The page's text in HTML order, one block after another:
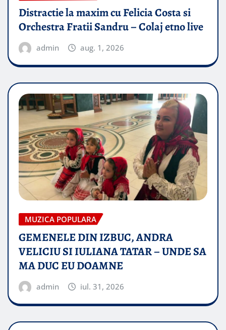
Distractie la maxim cu Felicia Costa si
Orchestra Fratii Sandru – Colaj etno live
admin aug. 1, 2026
MUZICA POPULARA
GEMENELE DIN IZBUC, ANDRA
VELICIU SI IULIANA TATAR – UNDE SA
MA DUC EU DOAMNE
admin iul. 31, 2026